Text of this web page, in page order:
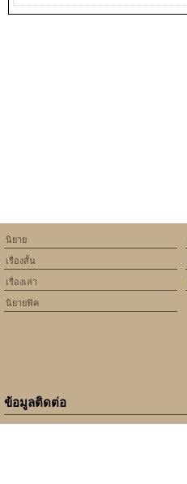
นิยาย
เรื่องสั้น
เรื่องเล่า
นิยายฟิค
ข้อมูลติดต่อ